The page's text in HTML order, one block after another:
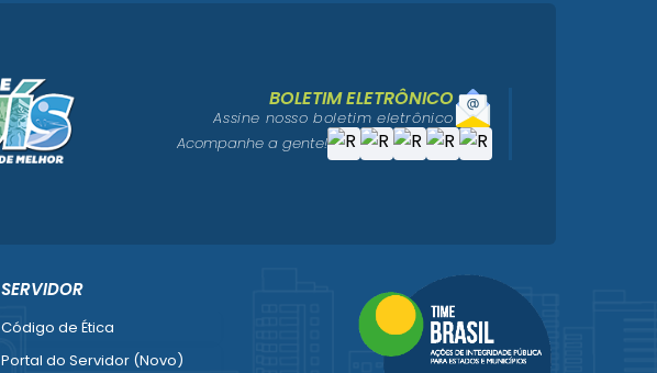
SERVIDOR
Código de Ética
Portal do Servidor (Novo)
BOLETIM ELETRÔNICO
Assine nosso boletim eletrônico
Acompanhe a gente!